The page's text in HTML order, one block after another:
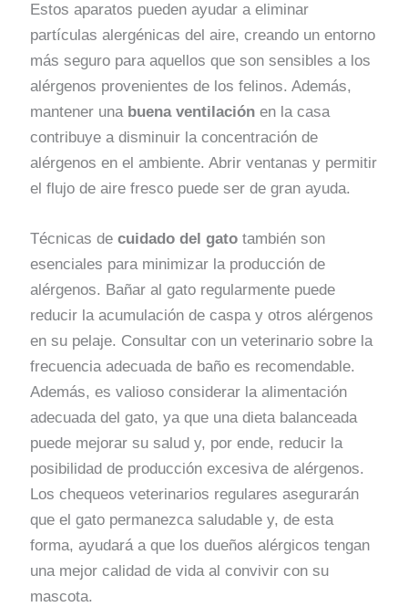
Estos aparatos pueden ayudar a eliminar
partículas alergénicas del aire, creando un entorno
más seguro para aquellos que son sensibles a los
alérgenos provenientes de los felinos. Además,
mantener una buena ventilación en la casa
contribuye a disminuir la concentración de
alérgenos en el ambiente. Abrir ventanas y permitir
el flujo de aire fresco puede ser de gran ayuda.
Técnicas decuidado del gato también son
esenciales para minimizar la producción de
alérgenos. Bañar al gato regularmente puede
reducir la acumulación de caspa y otros alérgenos
en su pelaje. Consultar con un veterinario sobre la
frecuencia adecuada de baño es recomendable.
Además, es valioso considerar la alimentación
adecuada del gato, ya que una dieta balanceada
puede mejorar su salud y, por ende, reducir la
posibilidad de producción excesiva de alérgenos.
Los chequeos veterinarios regulares asegurarán
que el gato permanezca saludable y, de esta
forma, ayudará a que los dueños alérgicos tengan
una mejor calidad de vida al convivir con su
mascota.